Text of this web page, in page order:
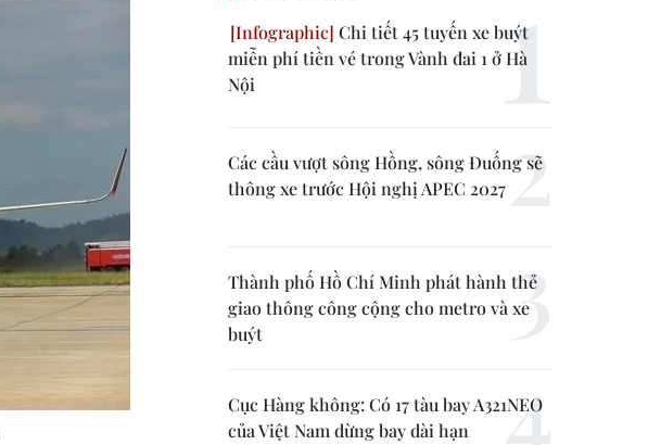
Chi tiết 45 tuyến xe buýt
miễn phí tiền vé trong Vành đai 1 ở Hà
Nội
Các cầu vượt sông Hồng, sông Đuống sẽ
thông xe trước Hội nghị APEC 2027
Thành phố Hồ Chí Minh phát hành thẻ
giao thông công cộng cho metro và xe
buýt
Cục Hàng không: Có 17 tàu bay A321NEO
của Việt Nam dừng bay dài hạn